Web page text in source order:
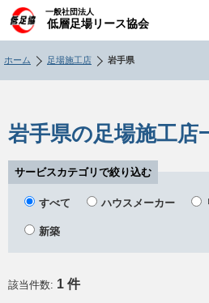
一般社団法人
低層足場リース協会
ホーム 足場施工店 岩手県
岩手県の足場施工店
サービスカテゴリで絞り込む
すべて ハウスメーカー
新築
該当件数: 1 件